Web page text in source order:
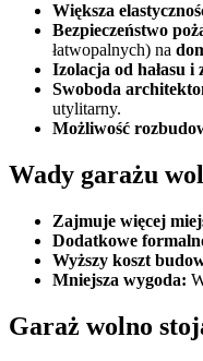
Większa
Bezpieczeństwo
łatwopalnych) na
Izolacja od hałasu i
Swoboda
utylitarny.
Możliwość
Wady garażu
Zajmuje więcej
Dodatkowe
Wyższy koszt
Mniejsza wygoda:
Garaż wolno